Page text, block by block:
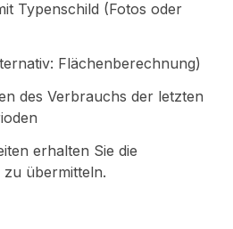
(alternativ: Flächenberechnung)
erhalten Sie die
zu übermitteln.